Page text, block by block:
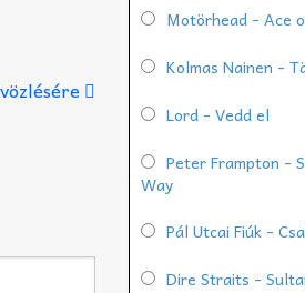
Motörhead - Ace
Kolmas Nainen -
Lord - Vedd el
Peter Frampton -
Way
Pál Utcai Fiúk -
Dire Straits -